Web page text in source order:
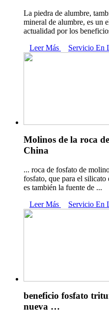
La piedra de alumbre,
mineral de alumbre, es un
actualidad por los
Leer Más
Servicio En
Molinos de la roca
China
... roca de fosfato de
fosfato, que para el
es también la fuente de ...
Leer Más
Servicio En
beneficio fosfato
nueva …